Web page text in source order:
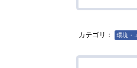
カテゴリ： 環境・